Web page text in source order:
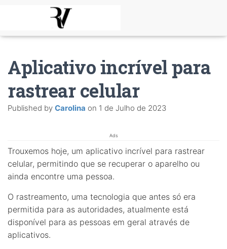
Aplicativo incrível para
rastrear celular
Published by Carolina on 1 de Julho de 2023
Ads
Trouxemos hoje, um aplicativo incrível para rastrear
celular, permitindo que se recuperar o aparelho ou
ainda encontre uma pessoa.
O rastreamento, uma tecnologia que antes só era
permitida para as autoridades, atualmente está
disponível para as pessoas em geral através de
aplicativos.